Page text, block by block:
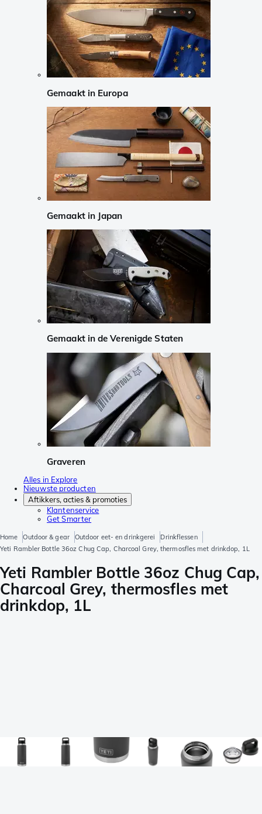
Gemaakt in Europa
Gemaakt in Japan
Gemaakt in de Verenigde Staten
Graveren
Alles in Explore
Nieuwste producten
Aftikkers, acties & promoties
Klantenservice
Get Smarter
Home Outdoor & gear Outdoor eet- en drinkgerei
Drinkflessen
Yeti Rambler Bottle 36oz Chug Cap, Charcoal Grey, thermosfles met drinkdop, 1L
Yeti Rambler Bottle 36oz Chug Cap,
Charcoal Grey, thermosfles met
drinkdop, 1L